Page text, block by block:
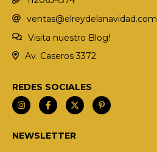
ventas@elreydelanavidad.com
Visita nuestro Blog!
Av. Caseros 3372
REDES SOCIALES
NEWSLETTER